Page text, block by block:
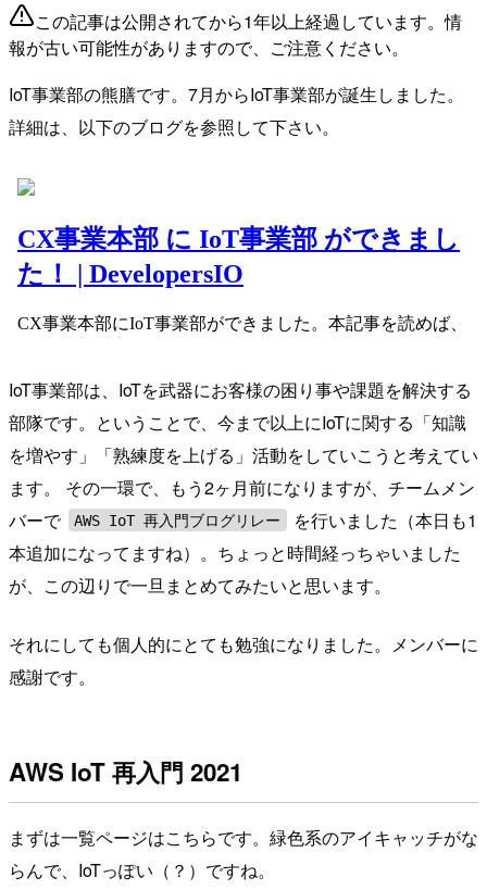
この記事は公開されてから1年以上経過しています。情
報が古い可能性がありますので、ご注意ください。
IoT事業部の熊膳です。7月からIoT事業部が誕生しました。
詳細は、以下のブログを参照して下さい。
IoT事業部は、IoTを武器にお客様の困り事や課題を解決する
部隊です。ということで、今まで以上にIoTに関する「知識
を増やす」「熟練度を上げる」活動をしていこうと考えてい
ます。 その一環で、もう2ヶ月前になりますが、チームメン
バーで
AWS IoT 再入門ブログリレー
を行いました（本日も1
本追加になってますね）。ちょっと時間経っちゃいました
が、この辺りで一旦まとめてみたいと思います。
それにしても個人的にとても勉強になりました。メンバーに
感謝です。
AWS IoT 再入門 2021
まずは一覧ページはこちらです。緑色系のアイキャッチがな
らんで、IoTっぽい（？）ですね。